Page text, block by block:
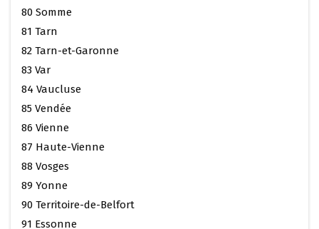
80 Somme
81 Tarn
82 Tarn-et-Garonne
83 Var
84 Vaucluse
85 Vendée
86 Vienne
87 Haute-Vienne
88 Vosges
89 Yonne
90 Territoire-de-Belfort
91 Essonne